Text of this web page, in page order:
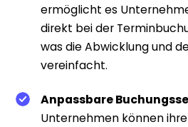
ermöglicht es
direkt bei der
was die Abwicklung und
vereinfacht.
Anpassbare
Unternehmen können